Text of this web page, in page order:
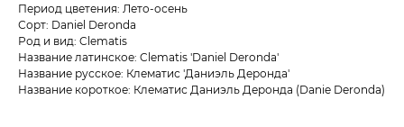
Период цветения: Лето-осень
Сорт: Daniel Deronda
Род и вид: Clematis
Название латинское: Clematis 'Daniel Deronda'
Название русское: Клематис 'Даниэль Деронда'
Название короткое: Клематис Даниэль Деронда (Danie Deronda)